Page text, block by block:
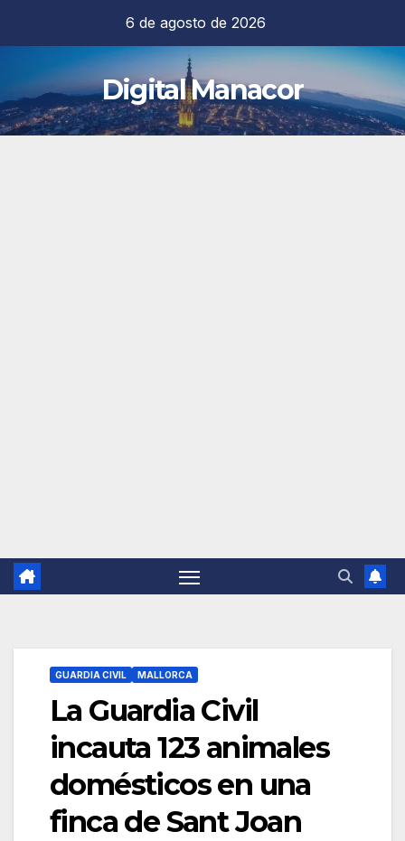
contenido
6 de agosto de 2026
Digital Manacor
GUARDIA CIVIL MALLORCA
La Guardia Civil
incauta 123 animales
domésticos en una
finca de Sant Joan